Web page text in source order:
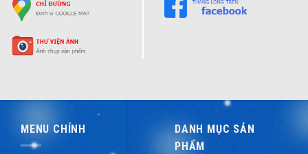
MENU CHÍNH
DANH MỤC SẢN
PHẨM